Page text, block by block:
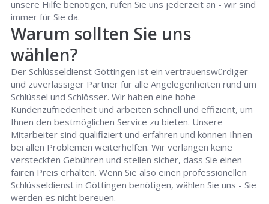
unsere Hilfe benötigen, rufen Sie uns jederzeit an - wir sind
immer für Sie da.
Warum sollten Sie uns
wählen?
Der Schlüsseldienst Göttingen ist ein vertrauenswürdiger
und zuverlässiger Partner für alle Angelegenheiten rund um
Schlüssel und Schlösser. Wir haben eine hohe
Kundenzufriedenheit und arbeiten schnell und effizient, um
Ihnen den bestmöglichen Service zu bieten. Unsere
Mitarbeiter sind qualifiziert und erfahren und können Ihnen
bei allen Problemen weiterhelfen. Wir verlangen keine
versteckten Gebühren und stellen sicher, dass Sie einen
fairen Preis erhalten. Wenn Sie also einen professionellen
Schlüsseldienst in Göttingen benötigen, wählen Sie uns - Sie
werden es nicht bereuen.